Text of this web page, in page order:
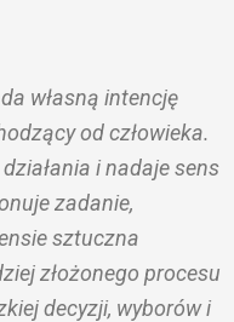
własną intencję
od człowieka.
i nadaje sens
zadanie,
sztuczna
złożonego procesu
decyzji, wyborów i